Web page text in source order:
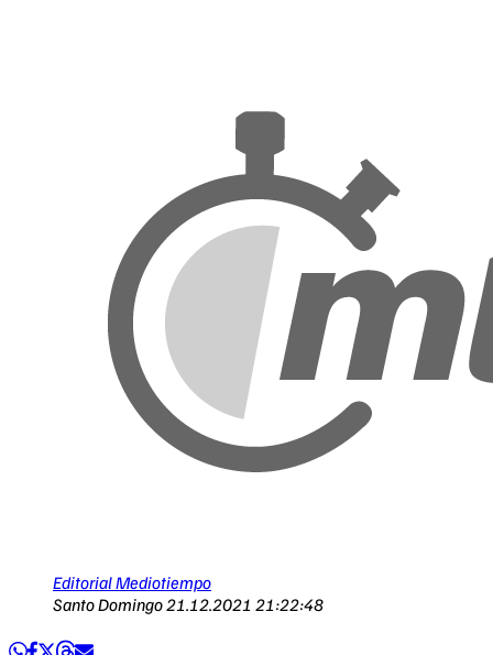
Editorial Mediotiempo
Santo Domingo21.12.2021 21:22:48